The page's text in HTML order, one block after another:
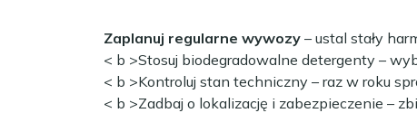
Zaplanuj regularne wywozy – ustal stały
< b >Stosuj biodegradowalne detergenty –
< b >Kontroluj stan techniczny – raz w roku
< b >Zadbaj o lokalizację i zabezpieczenie –